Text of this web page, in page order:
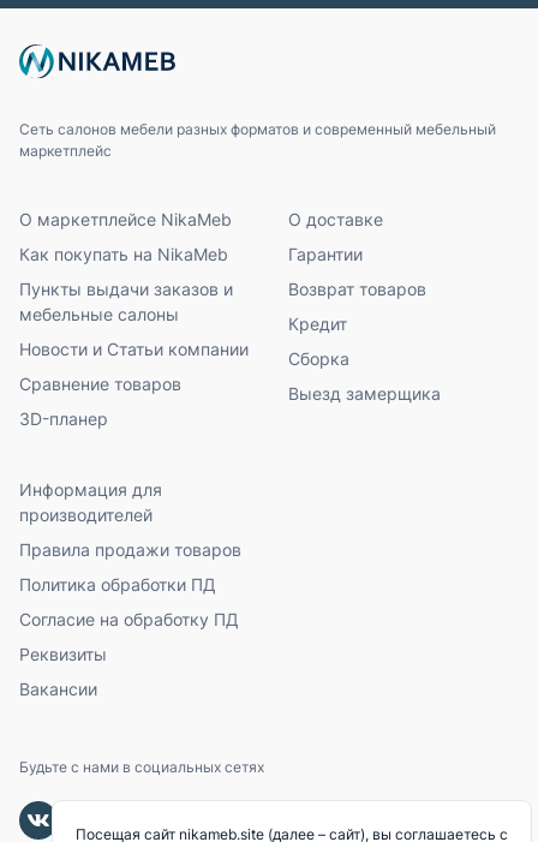
Сеть салонов мебели разных форматов и современный мебельный
маркетплейс
О маркетплейсе NikaMeb
Как покупать на NikaMeb
Пункты выдачи заказов и
мебельные салоны
Новости и Статьи компании
Сравнение товаров
3D-планер
О доставке
Гарантии
Возврат товаров
Кредит
Сборка
Выезд замерщика
Информация для
производителей
Правила продажи товаров
Политика обработки ПД
Согласие на обработку ПД
Реквизиты
Вакансии
Будьте с нами в социальных сетях
Посещая сайт nikameb.site (далее – сайт), вы соглашаетесь с